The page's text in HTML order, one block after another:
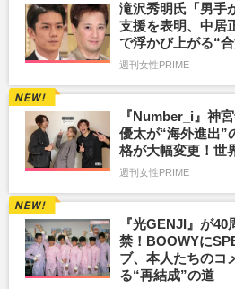
滝沢秀明氏「男手
支援を表明、中居
で浮かび上がる“
週刊女性PRIME
『Number_i』神
優太が“海外進出”
格が大幅変更！世
週刊女性PRIME
『光GENJI』が
禁！BOOWYに
ブ、本人たちのコ
る“再結成”の道